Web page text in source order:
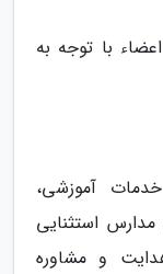
با توجه به
آموزشی،
استثنایی
و مشاوره